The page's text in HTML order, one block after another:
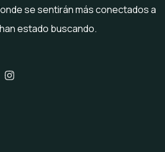
se sentirán más conectados a
estado buscando.